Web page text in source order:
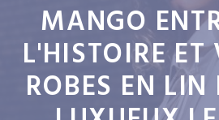
MANGO
L'HISTOIRE ET
ROBES EN LIN